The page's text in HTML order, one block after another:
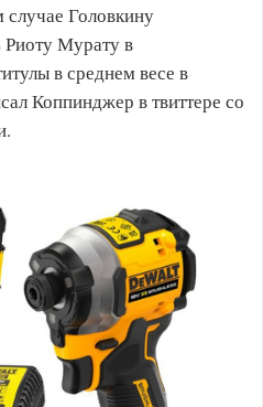
Головкину
Риоту Мурату в
в среднем весе в
Коппинджер в твиттере со